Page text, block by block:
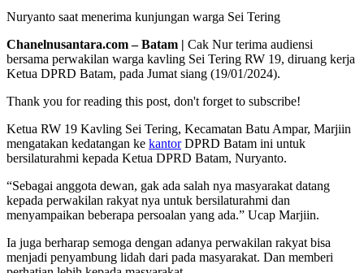
Nuryanto saat menerima kunjungan warga Sei Tering
Chanelnusantara.com – Batam | Cak Nur terima audiensi
bersama perwakilan warga kavling Sei Tering RW 19, diruang kerja
Ketua DPRD Batam, pada Jumat siang (19/01/2024).
Thank you for reading this post, don't forget to subscribe!
Ketua RW 19 Kavling Sei Tering, Kecamatan Batu Ampar, Marjiin
mengatakan kedatangan ke kantorDPRD Batam ini untuk
bersilaturahmi kepada Ketua DPRD Batam, Nuryanto.
“Sebagai anggota dewan, gak ada salah nya masyarakat datang
kepada perwakilan rakyat nya untuk bersilaturahmi dan
menyampaikan beberapa persoalan yang ada.” Ucap Marjiin.
Ia juga berharap semoga dengan adanya perwakilan rakyat bisa
menjadi penyambung lidah dari pada masyarakat. Dan memberi